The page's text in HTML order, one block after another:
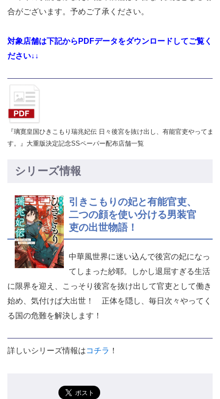
合がございます。予めご了承ください。
対象店舗は下記からPDFデータをダウンロードしてご覧く
ださい↓↓
『璃寛皇国ひきこもり瑞兆妃伝 日々後宮を抜け出し、有能官吏やってま
す。』大重版決定記念SSペーパー配布店舗一覧
シリーズ情報
引きこもりの妃と有能官吏、
二つの顔を使い分ける男装官
吏の出世物語！
中華風世界に迷い込んで後宮の妃になっ
てしまった紗耶。しかし退屈すぎる生活
に限界を迎え、こっそり後宮を抜け出して官吏として働き
始め、気付けば大出世！ 正体を隠し、毎日次々やってく
る国の危難を解決します！
詳しいシリーズ情報はコチラ ！